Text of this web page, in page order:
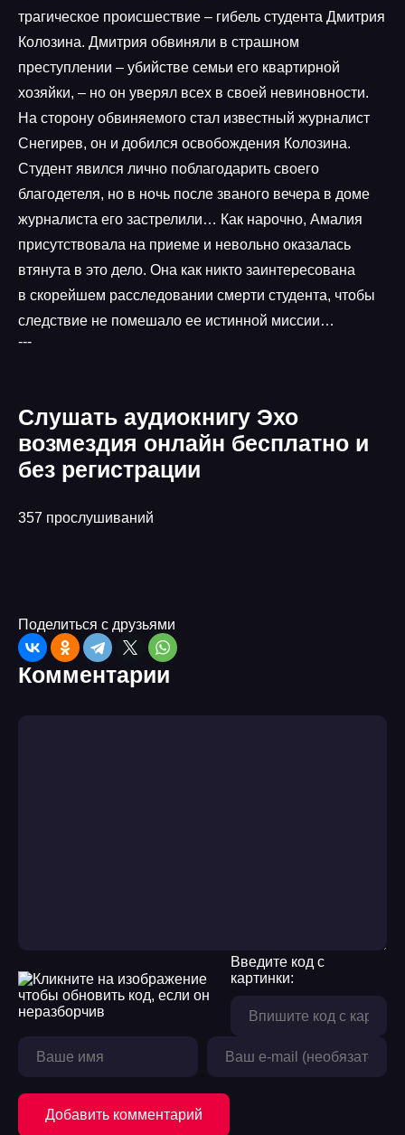
трагическое происшествие – гибель студента Дмитрия
Колозина. Дмитрия обвиняли в страшном
преступлении – убийстве семьи его квартирной
хозяйки, – но он уверял всех в своей невиновности.
На сторону обвиняемого стал известный журналист
Снегирев, он и добился освобождения Колозина.
Студент явился лично поблагодарить своего
благодетеля, но в ночь после званого вечера в доме
журналиста его застрелили… Как нарочно, Амалия
присутствовала на приеме и невольно оказалась
втянута в это дело. Она как никто заинтересована
в скорейшем расследовании смерти студента, чтобы
следствие не помешало ее истинной миссии…
---
Слушать аудиокнигу Эхо
возмездия онлайн бесплатно и
без регистрации
357 прослушиваний
Поделиться с друзьями
Комментарии
Введите код с
картинки:
Добавить комментарий